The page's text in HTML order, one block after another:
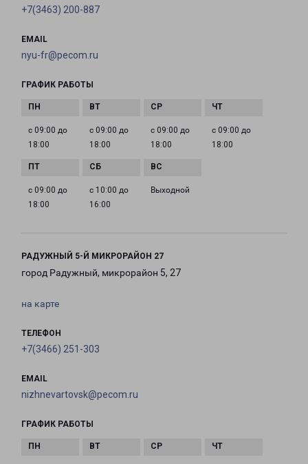
+7(3463) 200-887
EMAIL
nyu-fr@pecom.ru
ГРАФИК РАБОТЫ
с 09:00 до
18:00
с 09:00 до
18:00
с 09:00 до
18:00
с 09:00 до
18:00
с 09:00 до
18:00
с 10:00 до
16:00
Выходной
РАДУЖНЫЙ 5-Й МИКРОРАЙОН 27
город Радужный, микрорайон 5, 27
на карте
ТЕЛЕФОН
+7(3466) 251-303
EMAIL
nizhnevartovsk@pecom.ru
ГРАФИК РАБОТЫ